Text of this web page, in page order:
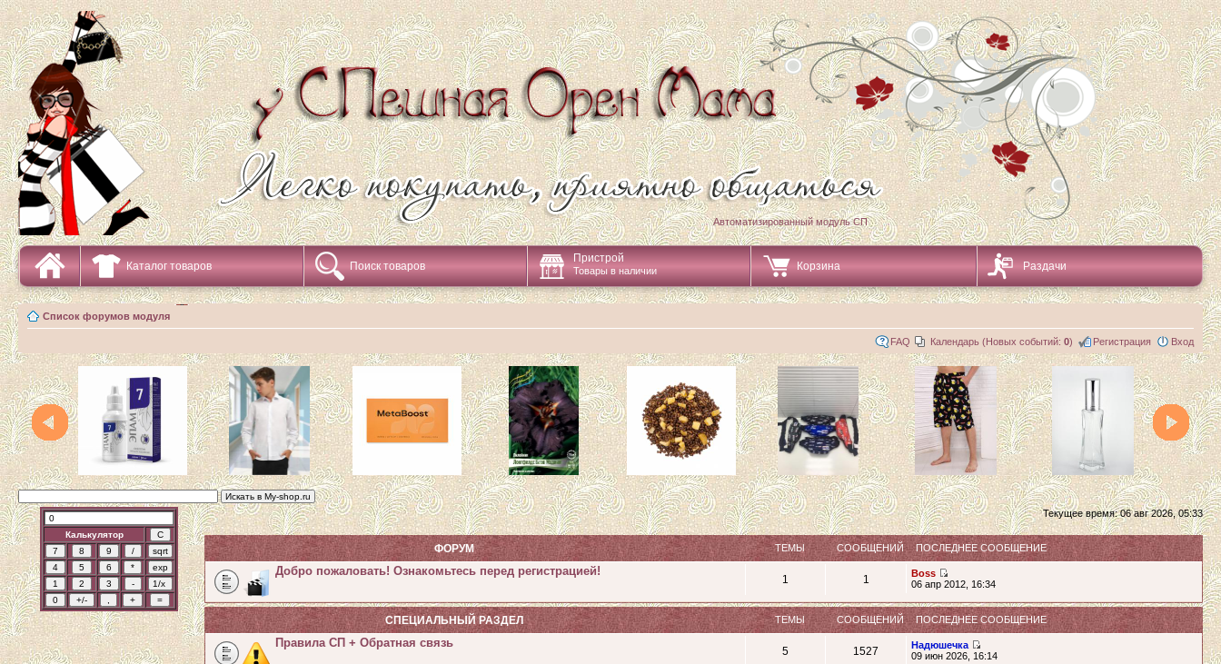
Автоматизированный модуль СП
Каталог товаров Поиск товаров
Пристрой
Товары в наличии Корзина Раздачи
Список форумов модуля
FAQ Календарь (Новых событий: 0) Регистрация Вход
Калькулятор
Текущее время: 06 авг 2026, 05:33
ФОРУМ ТЕМЫ СООБЩЕНИЙ ПОСЛЕДНЕЕ СООБЩЕНИЕ
Добро пожаловать! Ознакомьтесь перед регистрацией!
1 1
Boss
06 апр 2012, 16:34
СПЕЦИАЛЬНЫЙ РАЗДЕЛ ТЕМЫ СООБЩЕНИЙ ПОСЛЕДНЕЕ СООБЩЕНИЕ
Правила СП + Обратная связь
5 1527
Надюшечка
09 июн 2026, 16:14